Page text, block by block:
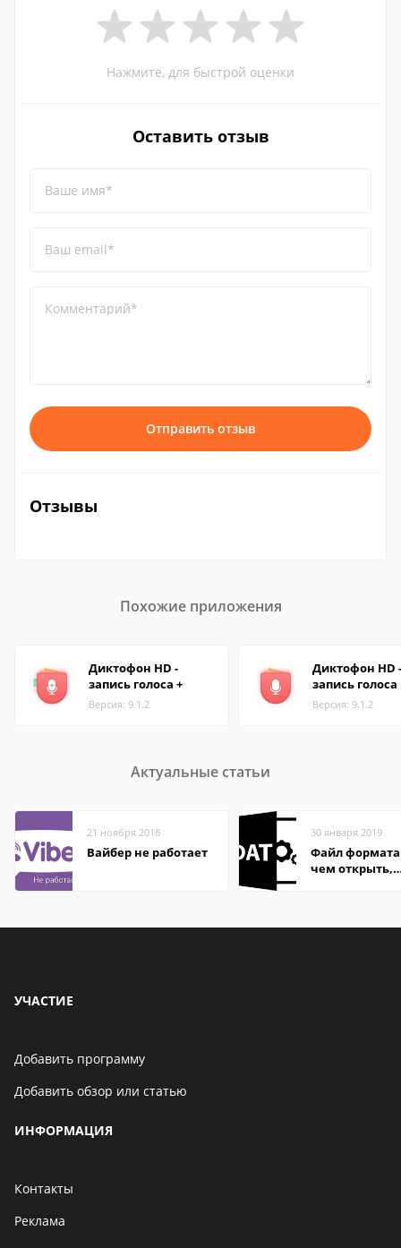
Нажмите, для быстрой оценки
Оставить отзыв
Ваше имя*
Ваш email*
Комментарий*
Отправить отзыв
Отзывы
Похожие приложения
Диктофон HD -
запись голоса +
Версия: 9.1.2
Диктофон HD -
запись голоса
Версия: 9.1.2
Актуальные статьи
21 ноября 2018
Вайбер не работает
30 января 2019
Файл формата
чем открыть,
УЧАСТИЕ
Добавить программу
Добавить обзор или статью
ИНФОРМАЦИЯ
Контакты
Реклама